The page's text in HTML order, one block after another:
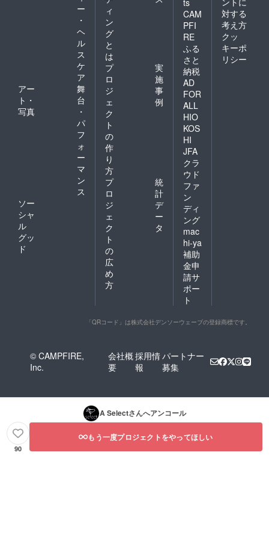
ー
・
ヘ
ル
ス
ケ
ア
アー
ト・
写真
舞
台
・
パ
フ
ォ
ー
マ
ン
ス
ソー
シャ
ル
グッ
ド
ィ
ン
グ
と
は
プ
ロ
ジ
ェ
ク
ト
の
作
り
方
実
施
事
例
プ
ロ
ジ
ェ
ク
ト
の
広
め
方
統
計
デ
ー
タ
CAM
PFI
RE
ふる
さと
納税
AD
FOR
ALL
HIO
KOS
HI
JFA
クラ
ウド
ファ
ン
ディ
ング
mac
hi-ya
補助
金申
請サ
ポー
ト
対する
考え方
クッ
キーポ
リシー
「QRコード」は株式会社デンソーウェーブの登録商標です。
© CAMPFIRE,
Inc.
会社概
要
採用情
報
パートナー
募集
A Selectさんへアンコール
90
もう一度プロジェクトをやってほしい